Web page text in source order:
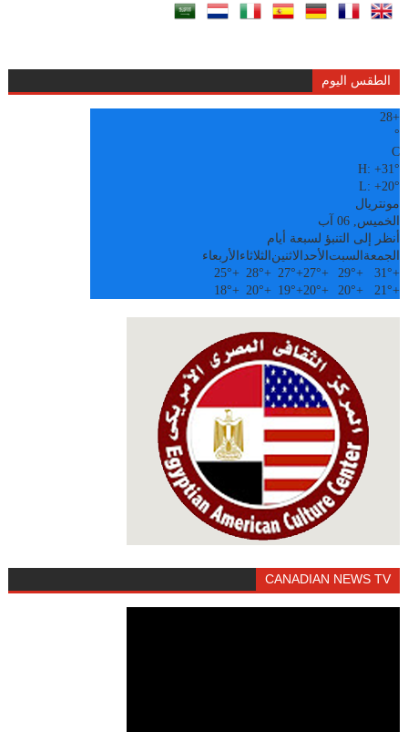
الطقس اليوم
+
28
°
C
H:+31°
L:+20°
مونتريال
الخميس, 06 آب
أنظر إلى التنبؤ لسبعة أيام
الجمعة السبت الأحدالاثنين الثلاثاء الأربعاء
+
31°
+
29°
+
27°
+
27°
+
28°
+
25°
+
21°
+
20°
+
20°
+
19°
+
20°
+
18°
CANADIAN NEWS TV